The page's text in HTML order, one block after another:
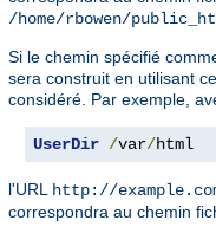
/home/rbowen/
Si le chemin spécifié
sera construit en utilisant
considéré. Par exemple,
UserDir /var/html
l'URL http://
correspondra au chemin